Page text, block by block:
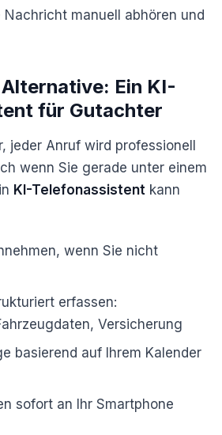
Nachricht manuell abhören und
Ein KI-
für Gutachter
jeder Anruf wird professionell
wenn Sie gerade unter einem
KI-Telefonassistent kann
wenn Sie nicht
erfassen:
Versicherung
basierend auf Ihrem Kalender
sofort an Ihr Smartphone